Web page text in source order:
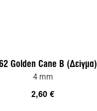
Golden Cane B (Δείγμα)
4 mm
2,60 €